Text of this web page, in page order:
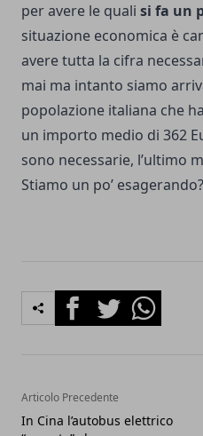
per avere le quali si fa un
situazione economica è
avere tutta la cifra
mai ma intanto siamo
popolazione italiana che
un importo medio di 362
sono necessarie, l’ultimo
Stiamo un po’ esagerando?
FacebookTwitterWhatsapp
Articolo Precedente
In Cina l’autobus elettrico